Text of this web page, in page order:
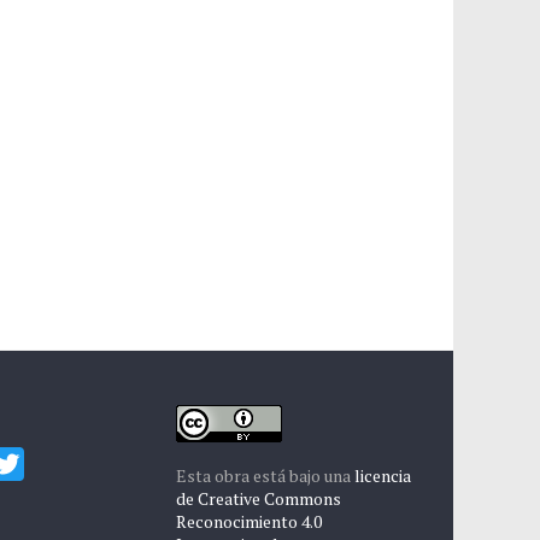
Esta obra está bajo unalicencia
de Creative Commons
Reconocimiento 4.0